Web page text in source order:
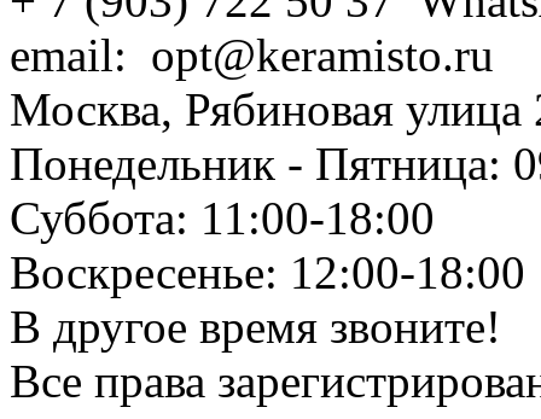
email: opt@keramisto.ru
Москва, Рябиновая улица
Понедельник - Пятница:
Суббота: 11:00-18:00
Воскресенье: 12:00-18:00
В другое время звоните!
Все права